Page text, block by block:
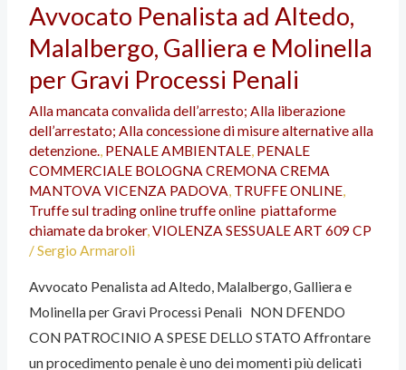
Avvocato Penalista ad Altedo,
Malalbergo, Galliera e Molinella
per Gravi Processi Penali
Alla mancata convalida dell’arresto; Alla liberazione
dell’arrestato; Alla concessione di misure alternative alla
detenzione., PENALE AMBIENTALE, PENALE
COMMERCIALE BOLOGNA CREMONA CREMA
MANTOVA VICENZA PADOVA, TRUFFE ONLINE,
Truffe sul trading online truffe online piattaforme
chiamate da broker,VIOLENZA SESSUALE ART 609 CP
/Sergio Armaroli
Avvocato Penalista ad Altedo, Malalbergo, Galliera e
Molinella per Gravi Processi Penali NON DFENDO
CON PATROCINIO A SPESE DELLO STATO Affrontare
un procedimento penale è uno dei momenti più delicati
Penalista
ad
Malalbergo,
Galliera
e
Molinella
per
Gravi
Processi